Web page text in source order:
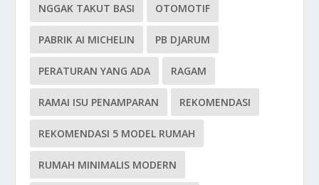
NGGAK TAKUT BASI OTOMOTIF
PABRIK AI MICHELIN PB DJARUM
PERATURAN YANG ADA RAGAM
RAMAI ISU PENAMPARAN REKOMENDASI
REKOMENDASI 5 MODEL RUMAH
RUMAH MINIMALIS MODERN